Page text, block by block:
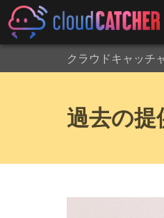
クラウドキャッチ
過去の提